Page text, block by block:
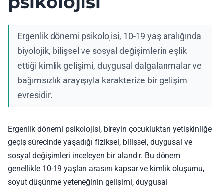
Ergenlik dönemi psikolojisi, 10-19 yaş aralığında
biyolojik, bilişsel ve sosyal değişimlerin eşlik
ettiği kimlik gelişimi, duygusal dalgalanmalar ve
bağımsızlık arayışıyla karakterize bir gelişim
evresidir.
Ergenlik dönemi psikolojisi, bireyin çocukluktan yetişkinliğe
geçiş sürecinde yaşadığı fiziksel, bilişsel, duygusal ve
sosyal değişimleri inceleyen bir alandır. Bu dönem
genellikle 10-19 yaşları arasını kapsar ve kimlik oluşumu,
soyut düşünme yeteneğinin gelişimi, duygusal